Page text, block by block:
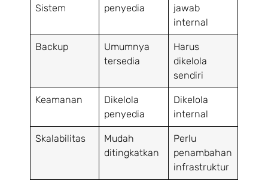
Sistem
penyedia
jawab
internal
Backup
Umumnya
tersedia
Harus
dikelola
sendiri
Keamanan
Dikelola
penyedia
Dikelola
internal
Skalabilitas
Mudah
ditingkatkan
Perlu
penambahan
infrastruktur